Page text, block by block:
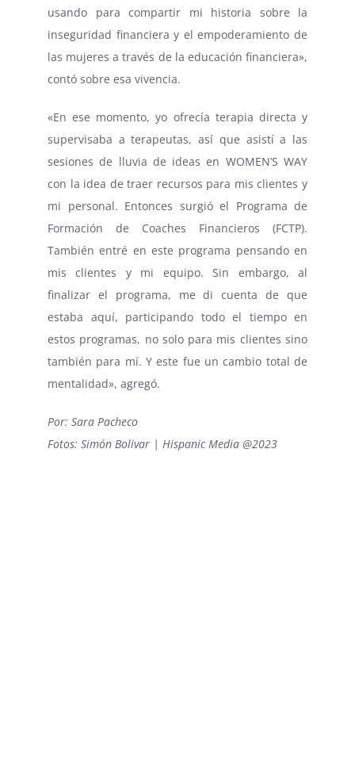
usando para compartir mi historia sobre la
inseguridad financiera y el empoderamiento de
las mujeres a través de la educación financiera»,
contó sobre esa vivencia.
«En ese momento, yo ofrecía terapia directa y
supervisaba a terapeutas, así que asistí a las
sesiones de lluvia de ideas en WOMEN’S WAY
con la idea de traer recursos para mis clientes y
mi personal. Entonces surgió el Programa de
Formación de Coaches Financieros (FCTP).
También entré en este programa pensando en
mis clientes y mi equipo. Sin embargo, al
finalizar el programa, me di cuenta de que
estaba aquí, participando todo el tiempo en
estos programas, no solo para mis clientes sino
también para mí. Y este fue un cambio total de
mentalidad», agregó.
Por: Sara Pacheco
Fotos: Simón Bolivar | Hispanic Media @2023